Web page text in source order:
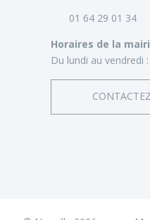
01 64 29 01 34
Horaires de la
Du lundi au vendredi :